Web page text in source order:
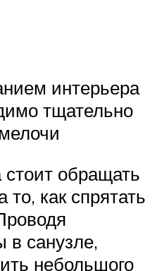
интерьера
тщательно
обращать
как спрятать
в санузле,
небольшого